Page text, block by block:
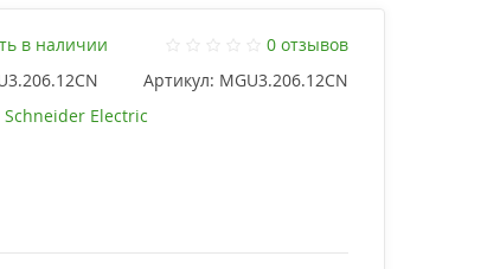
в наличии
0 отзывов
Артикул: MGU3.206.12CN
Schneider Electric